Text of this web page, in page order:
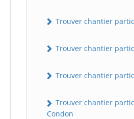
Trouver chantier
Trouver chantier
Trouver chantier
Trouver chantier
Condon